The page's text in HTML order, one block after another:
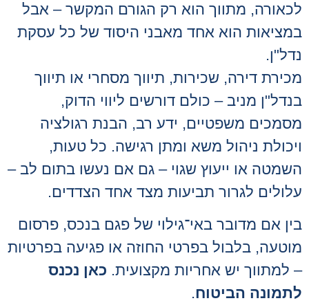
לכאורה, מתווך הוא רק הגורם המקשר – אבל
במציאות הוא אחד מאבני היסוד של כל עסקת
נדל"ן.
מכירת דירה, שכירות, תיווך מסחרי או תיווך
בנדל"ן מניב – כולם דורשים ליווי הדוק,
מסמכים משפטיים, ידע רב, הבנת רגולציה
ויכולת ניהול משא ומתן רגישה. כל טעות,
השמטה או ייעוץ שגוי – גם אם נעשו בתום לב –
עלולים לגרור תביעות מצד אחד הצדדים.
בין אם מדובר באי־גילוי של פגם בנכס, פרסום
מוטעה, בלבול בפרטי החוזה או פגיעה בפרטיות
– למתווך יש אחריות מקצועית. כאן נכנס
לתמונה הביטוח.